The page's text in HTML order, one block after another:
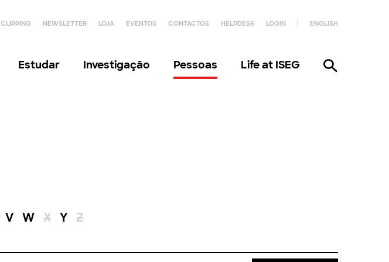
CLIPPING NEWSLETTER LOJA EVENTOS CONTACTOS HELPDESK LOGIN ENGLISH
Estudar Investigação Pessoas Life at ISEG
V W X Y Z